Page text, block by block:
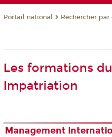
Portail national Rechercher
Les formations
Impatriation
Management